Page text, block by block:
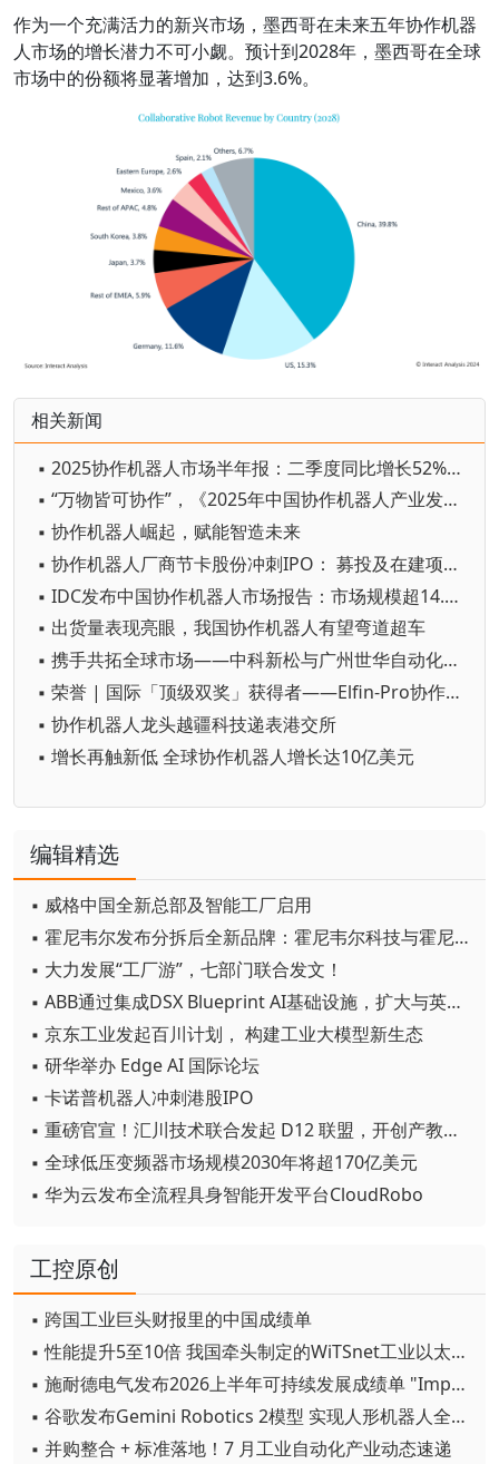
作为一个充满活力的新兴市场，墨西哥在未来五年协作机器
人市场的增长潜力不可小觑。预计到2028年，墨西哥在全球
市场中的份额将显著增加，达到3.6%。
相关新闻
▪ 2025协作机器人市场半年报：二季度同比增长52%！各行业增长提速，码垛、焊接场景表现亮眼
▪ “万物皆可协作”，《2025年中国协作机器人产业发展蓝皮书》正式发布
▪ 协作机器人崛起，赋能智造未来
▪ 协作机器人厂商节卡股份冲刺IPO： 募投及在建项目产能大幅增加
▪ IDC发布中国协作机器人市场报告：市场规模超14.8亿元，出货量超3万台
▪ 出货量表现亮眼，我国协作机器人有望弯道超车
▪ 携手共拓全球市场——中科新松与广州世华自动化科技有限公司签署战略合作协议！
▪ 荣誉 | 国际「顶级双奖」获得者——Elfin-Pro协作机器人
▪ 协作机器人龙头越疆科技递表港交所
▪ 增长再触新低 全球协作机器人增长达10亿美元
编辑精选
▪ 威格中国全新总部及智能工厂启用
▪ 霍尼韦尔发布分拆后全新品牌：霍尼韦尔科技与霍尼韦尔航空航天
▪ 大力发展“工厂游”，七部门联合发文！
▪ ABB通过集成DSX Blueprint AI基础设施，扩大与英伟达的合作
▪ 京东工业发起百川计划， 构建工业大模型新生态
▪ 研华举办 Edge AI 国际论坛
▪ 卡诺普机器人冲刺港股IPO
▪ 重磅官宣！汇川技术联合发起 D12 联盟，开创产教融合新范式
▪ 全球低压变频器市场规模2030年将超170亿美元
▪ 华为云发布全流程具身智能开发平台CloudRobo
工控原创
▪ 跨国工业巨头财报里的中国成绩单
▪ 性能提升5至10倍 我国牵头制定的WiTSnet工业以太网国际标准正式发布
▪ 施耐德电气发布2026上半年可持续发展成绩单 "Impact 2030"路线图开局稳健
▪ 谷歌发布Gemini Robotics 2模型 实现人形机器人全身智能控制突破
▪ 并购整合 + 标准落地！7 月工业自动化产业动态速递